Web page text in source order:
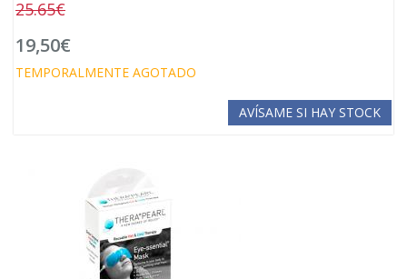
25.65€
19,50€
TEMPORALMENTE AGOTADO
AVÍSAME SI HAY STOCK